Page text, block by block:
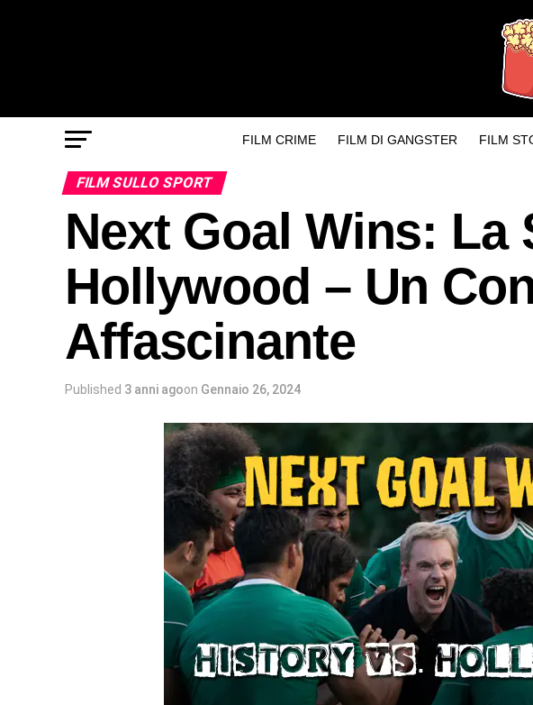
FILM CRIME FILM DI GANGSTER FILM
FILM SULLO SPORT
Next Goal Wins: La
Hollywood – Un
Affascinante
Published 3 anni agoon Gennaio 26, 2024